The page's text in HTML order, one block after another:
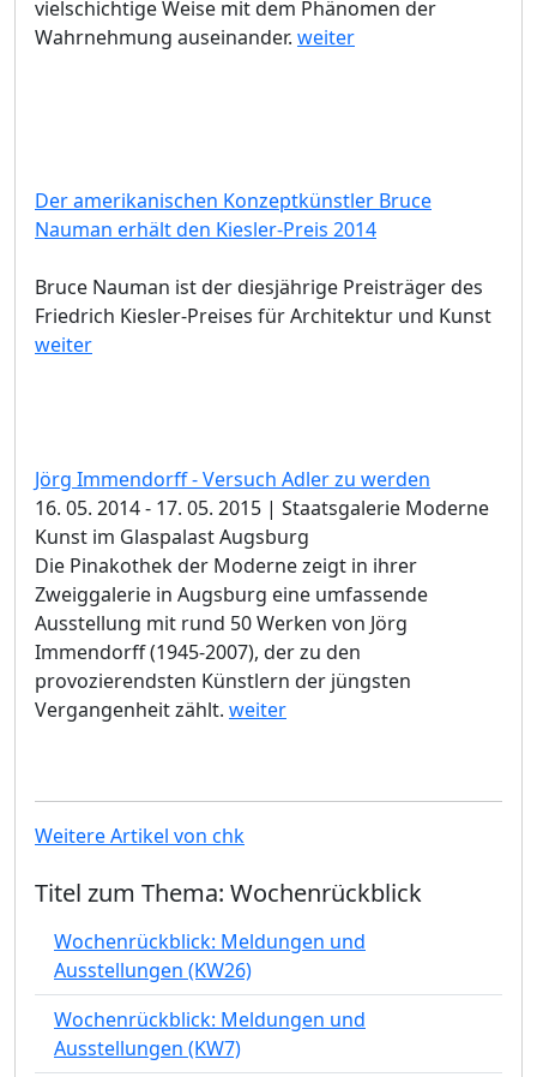
vielschichtige Weise mit dem Phänomen der
Wahrnehmung auseinander. weiter
Der amerikanischen Konzeptkünstler Bruce
Nauman erhält den Kiesler-Preis 2014
Bruce Nauman ist der diesjährige Preisträger des
Friedrich Kiesler-Preises für Architektur und Kunst
weiter
Jörg Immendorff - Versuch Adler zu werden
16. 05. 2014 - 17. 05. 2015 | Staatsgalerie Moderne
Kunst im Glaspalast Augsburg
Die Pinakothek der Moderne zeigt in ihrer
Zweiggalerie in Augsburg eine umfassende
Ausstellung mit rund 50 Werken von Jörg
Immendorff (1945-2007), der zu den
provozierendsten Künstlern der jüngsten
Vergangenheit zählt. weiter
Weitere Artikel von chk
Titel zum Thema: Wochenrückblick
Wochenrückblick: Meldungen und
Ausstellungen (KW26)
Wochenrückblick: Meldungen und
Ausstellungen (KW7)